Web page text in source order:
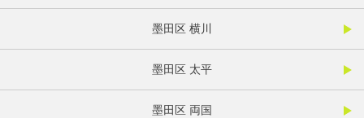
墨田区 横川
墨田区 太平
墨田区 両国